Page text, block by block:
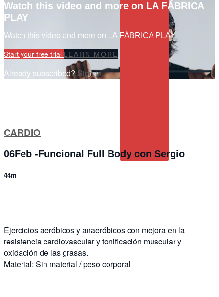
Watch this video and more on LA FÁBRICA
PLAY
Watch this video and more on LA FÁBRICA PLAY
Start your free trial LEARN MORE
Already subscribed?Sign in
CARDIO
06Feb -Funcional Full Body con Sergio
44m
Ejercicios aeróbicos y anaeróbicos con mejora en la
resistencia cardiovascular y tonificación muscular y
oxidación de las grasas.
Material: Sin material / peso corporal